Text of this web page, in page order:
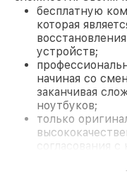
бесплатную
которая
устройств;
начиная со
заканчивая
ноутбуков;
только
согласования
На все работы и
предоставляется